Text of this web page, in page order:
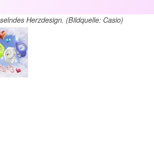
Herzdesign. (Bildquelle: Casio)